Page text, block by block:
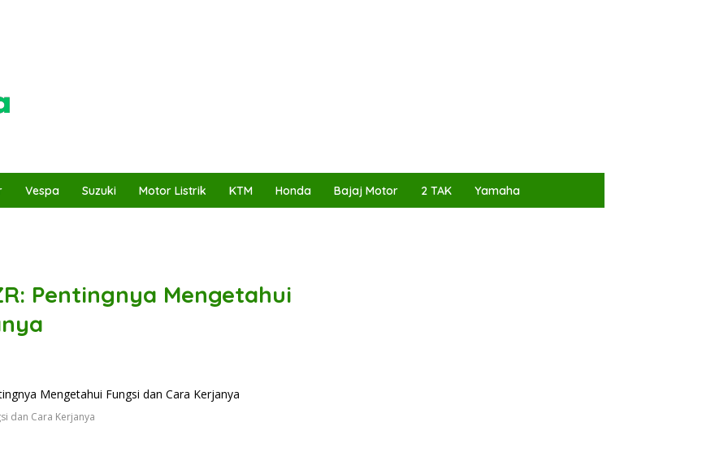
Vespa Suzuki Motor Listrik KTM Honda Bajaj Motor 2 TAK Yamaha
Pentingnya Mengetahui
dan Cara Kerjanya